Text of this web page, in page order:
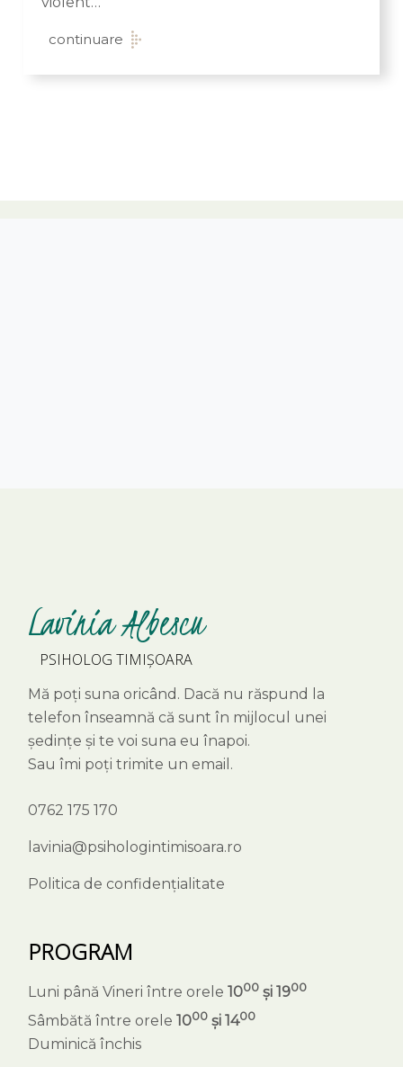
continuare
Lavinia Albescu
PSIHOLOG TIMIȘOARA
Mă poți suna oricând. Dacă nu răspund la
telefon înseamnă că sunt în mijlocul unei
ședințe și te voi suna eu înapoi.
Sau îmi poți trimite un email.
0762 175 170
lavinia@psihologintimisoara.ro
Politica de confidențialitate
PROGRAM
Luni până Vineri între orele1000 și 1900
Sâmbătă între orele1000 și 1400
Duminică închis